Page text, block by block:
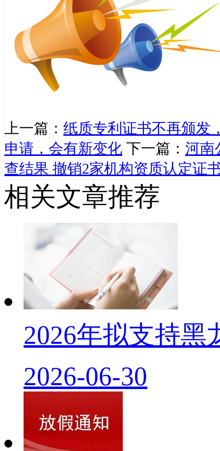
上一篇： 纸质专利证书不再颁发
申请，会有新变化 下一篇： 河南
查结果 撤销2家机构资质认定证
相关文章推荐
2026年拟支持
2026-06-30